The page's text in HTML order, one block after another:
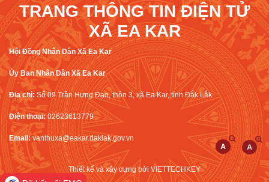
TRANG THÔNG TIN ĐIỆN TỬ
XÃ EA KAR
Hội Đồng Nhân Dân Xã Ea Kar
Ủy Ban Nhân Dân Xã Ea Kar
Địa chỉ: Số 09 Trần Hưng Đạo, thôn 3, xã Ea Kar, tỉnh Đắk Lắk
Điện thoại: 02623613779
Email: vanthuxa@eakar.daklak.gov.vn
Thiết kế và xây dựng bởi VIETTECHKEY